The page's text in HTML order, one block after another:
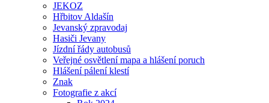
JEKOZ
Hřbitov Aldašín
Jevanský zpravodaj
Hasiči Jevany
Jízdní řády autobusů
Veřejné osvětlení mapa a hlášení poruch
Hlášení pálení klestí
Znak
Fotografie z akcí